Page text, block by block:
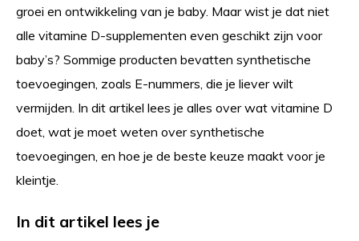
groei en ontwikkeling van je baby. Maar wist je dat niet
alle vitamine D-supplementen even geschikt zijn voor
baby’s? Sommige producten bevatten synthetische
toevoegingen, zoals E-nummers, die je liever wilt
vermijden. In dit artikel lees je alles over wat vitamine D
doet, wat je moet weten over synthetische
toevoegingen, en hoe je de beste keuze maakt voor je
kleintje.
In dit artikel lees je